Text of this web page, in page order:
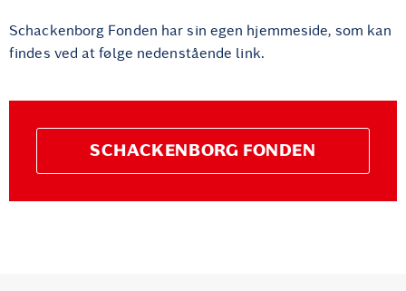
Schackenborg Fonden har sin egen hjemmeside, som kan
findes ved at følge nedenstående link.
SCHACKENBORG FONDEN